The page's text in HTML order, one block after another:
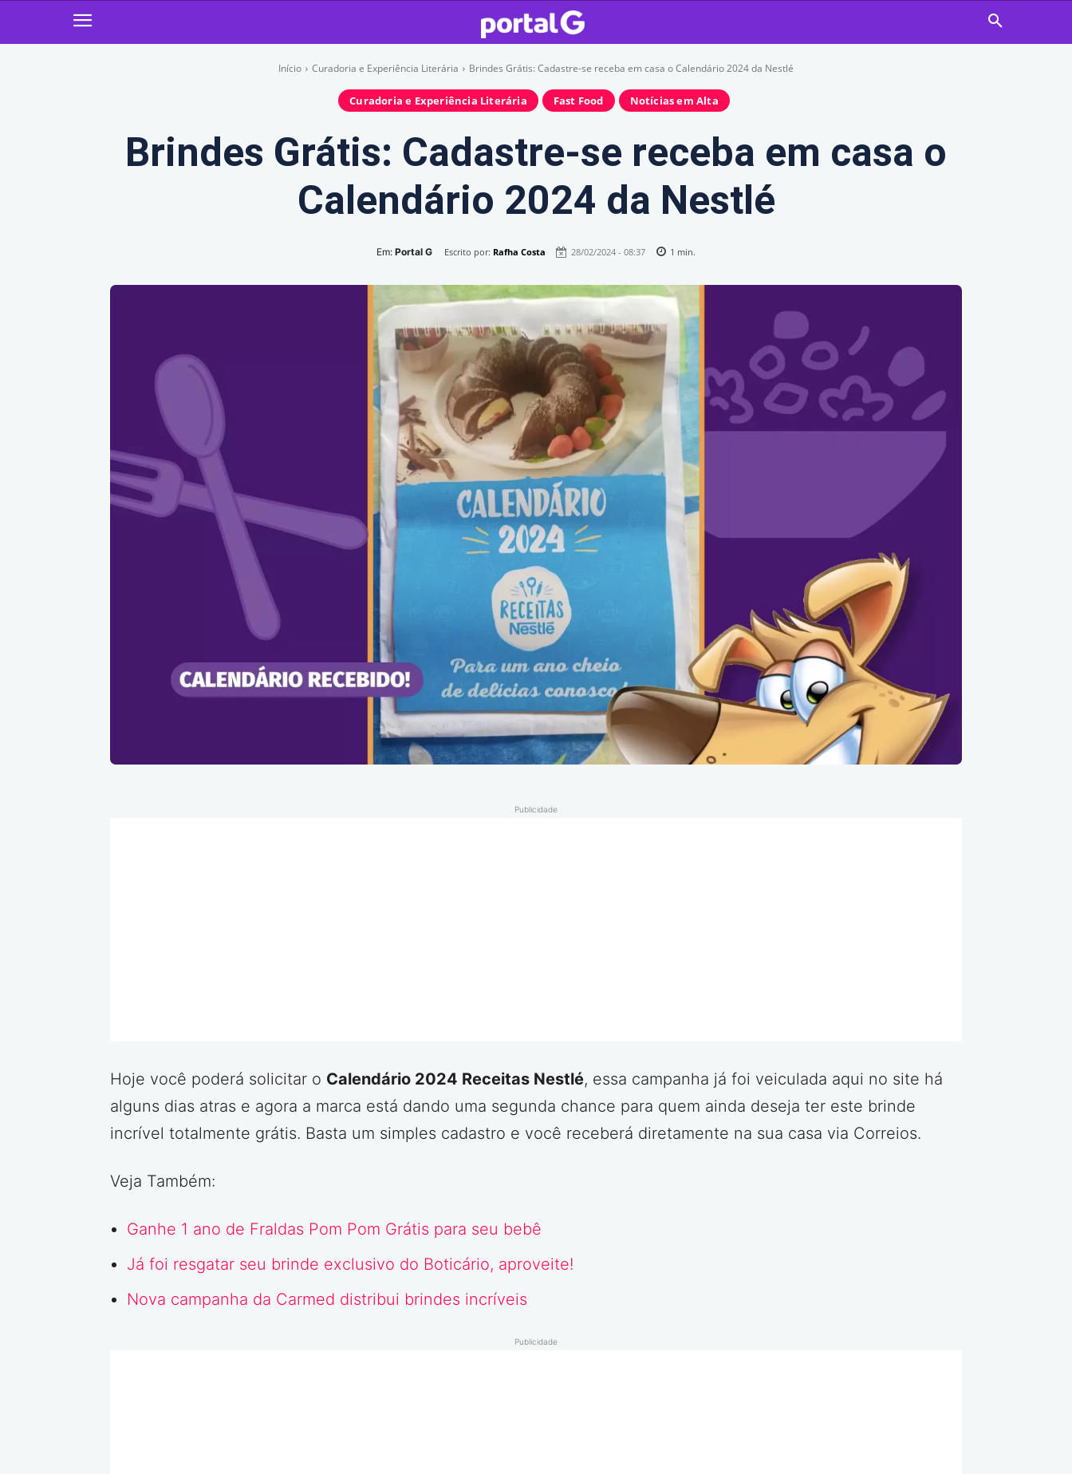
Início Curadoria e Experiência Literária Brindes Grátis: Cadastre-se receba em casa o Calendário 2024 da Nestlé
Curadoria e Experiência Literária Fast Food Notícias em Alta
Brindes Grátis: Cadastre-se receba em casa o
Calendário 2024 da Nestlé
Em: Portal G Escrito por: Rafha Costa 28/02/2024 - 08:37 1 min.
Publicidade
Hoje você poderá solicitar o Calendário 2024 Receitas Nestlé, essa campanha já foi veiculada aqui no site há
alguns dias atras e agora a marca está dando uma segunda chance para quem ainda deseja ter este brinde
incrível totalmente grátis. Basta um simples cadastro e você receberá diretamente na sua casa via Correios.
Veja Também:
Ganhe 1 ano de Fraldas Pom Pom Grátis para seu bebê
Já foi resgatar seu brinde exclusivo do Boticário, aproveite!
Nova campanha da Carmed distribui brindes incríveis
Publicidade